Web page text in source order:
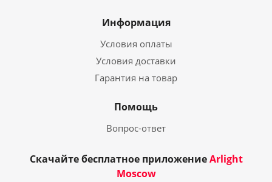
Информация
Условия оплаты
Условия доставки
Гарантия на товар
Помощь
Вопрос-ответ
Скачайте бесплатное приложениеArlight
Moscow